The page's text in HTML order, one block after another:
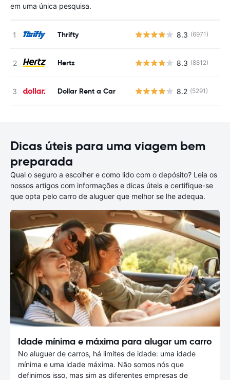
em uma única pesquisa.
Thrifty 8.3 (6971)
Hertz 8.3 (8812)
Dollar Rent a Car 8.2 (5291)
Dicas úteis para uma viagem bem
preparada
Qual o seguro a escolher e como lido com o depósito? Leia os
nossos artigos com informações e dicas úteis e certifique-se
que opta pelo carro de aluguer que melhor se lhe adequa.
Idade mínima e máxima para alugar um carro
No aluguer de carros, há limites de idade: uma idade
mínima e uma idade máxima. Não somos nós que
definimos isso, mas sim as diferentes empresas de